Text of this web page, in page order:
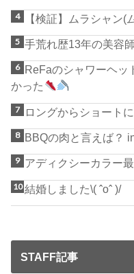
【検証】ムラシャン
手荒れ歴13年の美容
ReFaのシャワーヘッ
かった
ロングからショートに
BBQの肉と言えば？
アディクシーカラー最
結婚しました\( ˆoˆ )/
STAFF記事